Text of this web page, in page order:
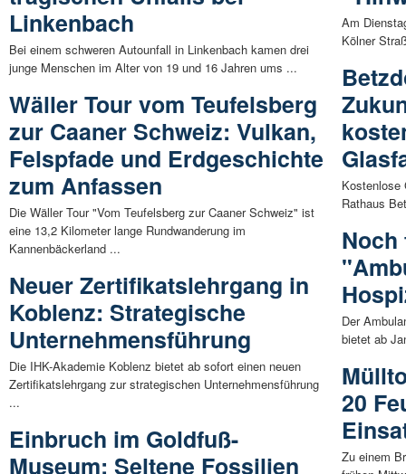
Linkenbach
Bei einem schweren Autounfall in Linkenbach kamen drei
junge Menschen im Alter von 19 und 16 Jahren ums ...
Wäller Tour vom Teufelsberg
zur Caaner Schweiz: Vulkan,
Felspfade und Erdgeschichte
zum Anfassen
Die Wäller Tour "Vom Teufelsberg zur Caaner Schweiz" ist
eine 13,2 Kilometer lange Rundwanderung im
Kannenbäckerland ...
Neuer Zertifikatslehrgang in
Koblenz: Strategische
Unternehmensführung
Die IHK-Akademie Koblenz bietet ab sofort einen neuen
Zertifikatslehrgang zur strategischen Unternehmensführung
...
Einbruch im Goldfuß-
Museum: Seltene Fossilien
Am
Kölner
Kostenlose
Rathaus
Noch
Der
bietet ab
20
Zu einem